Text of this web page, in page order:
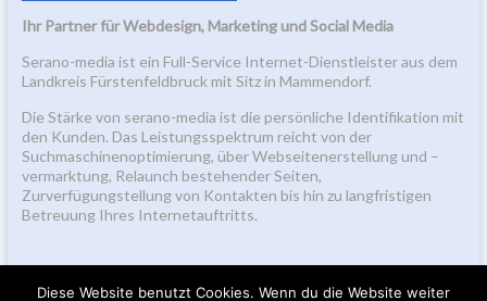
Ihr Partner für Webdesign, Marketing und Social Media
Serano-media ist ein Full-Service Internet-Dienstleister aus dem
Landkreis Fürstenfeldbruck mit Sitz in Mammendorf.
Die Stärke von serano-media ist die persönliche Identifikation mit
den Kunden. Das Leistungsspektrum reicht von der
Suchmaschinenoptimierung, über Webseitenerstellung und –
vermarktung, Relaunch bestehender Seiten,
Zurverfügungstellung von Kontakten bis hin zu langfristigen
Betreuung Ihres Internetauftritts.
Diese Website benutzt Cookies. Wenn du die Website weiter